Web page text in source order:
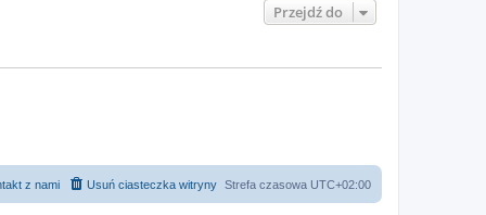
Przejdź do
Strefa czasowa UTC+02:00
Usuń ciasteczka witryny
z nami